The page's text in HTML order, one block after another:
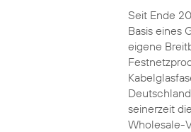
Seit Ende
Basis eines
eigene
seinerzeit
Wholesale-